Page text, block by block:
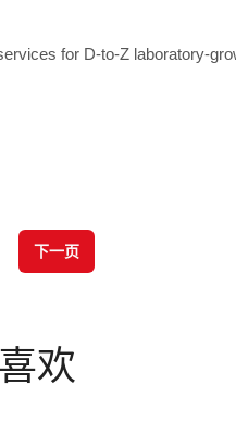
for D-to-Z laboratory-
下一页
欢